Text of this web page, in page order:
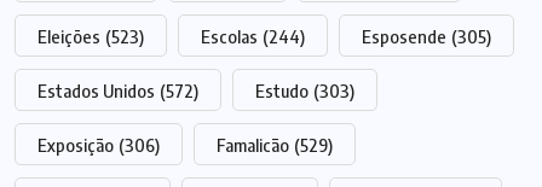
Eleições (523) Escolas (244) Esposende (305)
Estados Unidos (572) Estudo (303)
Exposição (306) Famalicão (529)